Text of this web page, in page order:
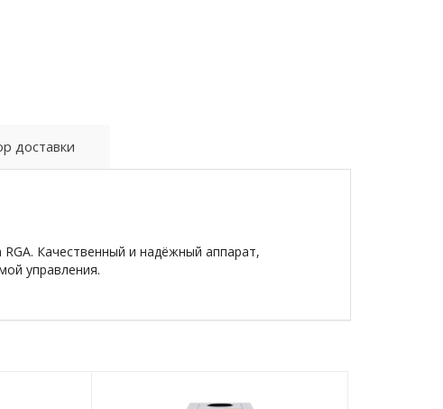
доставки
Качественный и надёжный аппарат,
управления.